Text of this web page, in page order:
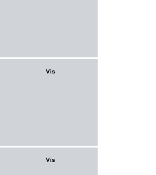
Vis
Vis